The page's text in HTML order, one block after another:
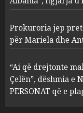
3
4
Prokuroria jep
për Mariela dhe
“Ai që drejtonte
Çelën”, dëshmia e
PERSONAT që e